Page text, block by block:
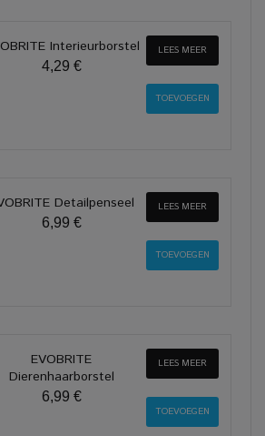
Interieurborstel
4,29 €
LEES MEER
Detailpenseel
6,99 €
LEES MEER
EVOBRITE
Dierenhaarborstel
6,99 €
LEES MEER